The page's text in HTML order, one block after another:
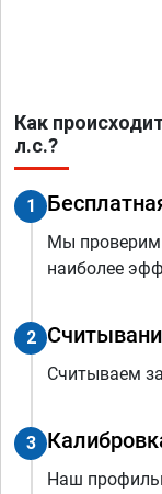
Как
л.с.?
1
Мы проверим
наиболее
2
Считываем
3
Наш